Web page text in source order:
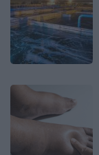
Image